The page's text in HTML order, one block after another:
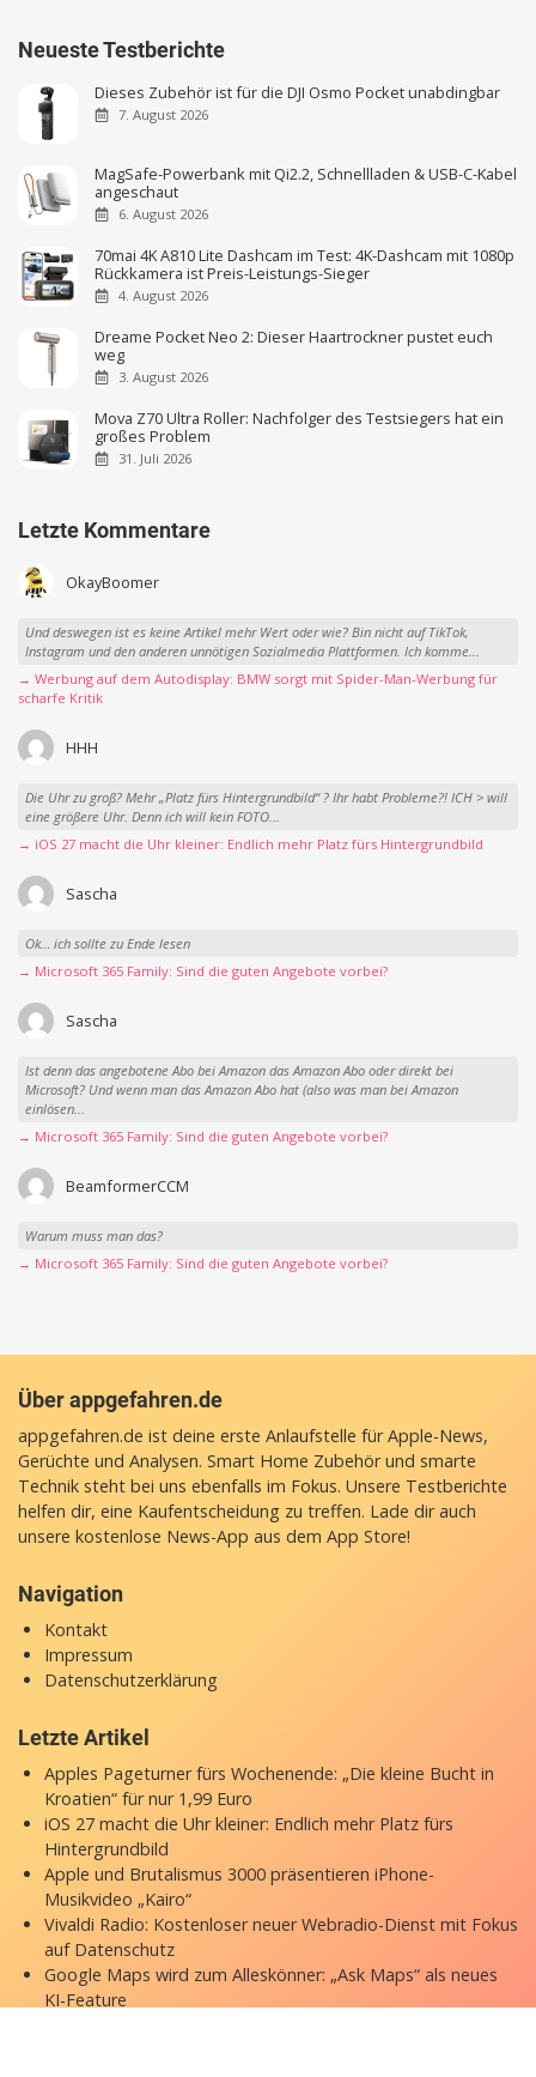
Neueste Testberichte
Dieses Zubehör ist für die DJI Osmo Pocket unabdingbar
7. August 2026
MagSafe-Powerbank mit Qi2.2, Schnellladen & USB-C-Kabel
angeschaut
6. August 2026
70mai 4K A810 Lite Dashcam im Test: 4K-Dashcam mit 1080p
Rückkamera ist Preis-Leistungs-Sieger
4. August 2026
Dreame Pocket Neo 2: Dieser Haartrockner pustet euch
weg
3. August 2026
Mova Z70 Ultra Roller: Nachfolger des Testsiegers hat ein
großes Problem
31. Juli 2026
Letzte Kommentare
OkayBoomer
Und deswegen ist es keine Artikel mehr Wert oder wie? Bin nicht auf TikTok,
Instagram und den anderen unnötigen Sozialmedia Plattformen. Ich komme...
→ Werbung auf dem Autodisplay: BMW sorgt mit Spider-Man-Werbung für
scharfe Kritik
HHH
Die Uhr zu groß? Mehr „Platz fürs Hintergrundbild“ ? Ihr habt Probleme?! ICH > will
eine größere Uhr. Denn ich will kein FOTO...
→ iOS 27 macht die Uhr kleiner: Endlich mehr Platz fürs Hintergrundbild
Sascha
Ok… ich sollte zu Ende lesen
→ Microsoft 365 Family: Sind die guten Angebote vorbei?
Sascha
Ist denn das angebotene Abo bei Amazon das Amazon Abo oder direkt bei
Microsoft? Und wenn man das Amazon Abo hat (also was man bei Amazon
einlösen...
→ Microsoft 365 Family: Sind die guten Angebote vorbei?
BeamformerCCM
Warum muss man das?
→ Microsoft 365 Family: Sind die guten Angebote vorbei?
Über appgefahren.de
appgefahren.de ist deine erste Anlaufstelle für Apple-News,
Gerüchte und Analysen. Smart Home Zubehör und smarte
Technik steht bei uns ebenfalls im Fokus. Unsere Testberichte
helfen dir, eine Kaufentscheidung zu treffen. Lade dir auch
unsere kostenlose News-App aus dem App Store!
Navigation
Kontakt
Impressum
Datenschutzerklärung
Letzte Artikel
Apples Pageturner fürs Wochenende: „Die kleine Bucht in
Kroatien“ für nur 1,99 Euro
iOS 27 macht die Uhr kleiner: Endlich mehr Platz fürs
Hintergrundbild
Apple und Brutalismus 3000 präsentieren iPhone-
Musikvideo „Kairo“
Vivaldi Radio: Kostenloser neuer Webradio-Dienst mit Fokus
auf Datenschutz
Google Maps wird zum Alleskönner: „Ask Maps“ als neues
KI-Feature